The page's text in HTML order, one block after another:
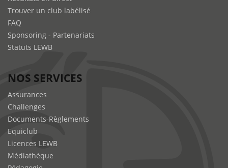
Trouver un club labélisé
FAQ
Sponsoring - Partenariats
Statuts LEWB
NOS SERVICES
Assurances
Challenges
Documents-Règlements
Equiclub
Licences LEWB
Médiathèque